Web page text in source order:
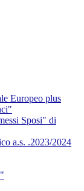
Europeo plus
Sposi" di
a.s. .2023/2024